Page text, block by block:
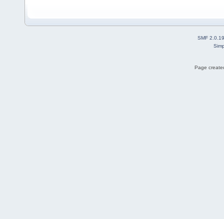
SMF 2.0.19
Page